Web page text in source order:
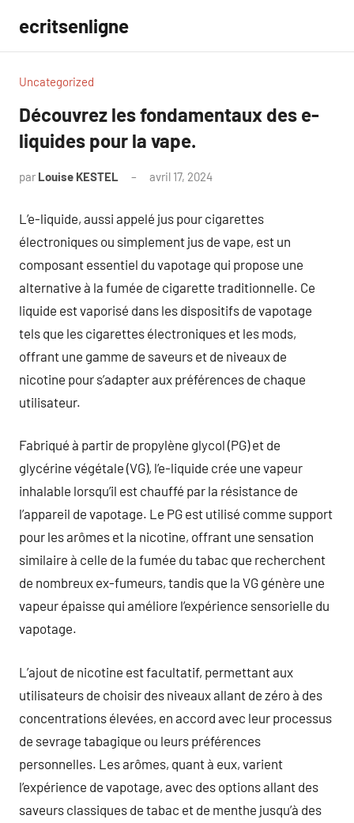
contenu
ecritsenligne
Uncategorized
Découvrez les fondamentaux des e-
liquides pour la vape.
par Louise KESTEL avril 17, 2024
L’e-liquide, aussi appelé jus pour cigarettes
électroniques ou simplement jus de vape, est un
composant essentiel du vapotage qui propose une
alternative à la fumée de cigarette traditionnelle. Ce
liquide est vaporisé dans les dispositifs de vapotage
tels que les cigarettes électroniques et les mods,
offrant une gamme de saveurs et de niveaux de
nicotine pour s’adapter aux préférences de chaque
utilisateur.
Fabriqué à partir de propylène glycol (PG) et de
glycérine végétale (VG), l’e-liquide crée une vapeur
inhalable lorsqu’il est chauffé par la résistance de
l’appareil de vapotage. Le PG est utilisé comme support
pour les arômes et la nicotine, offrant une sensation
similaire à celle de la fumée du tabac que recherchent
de nombreux ex-fumeurs, tandis que la VG génère une
vapeur épaisse qui améliore l’expérience sensorielle du
vapotage.
L’ajout de nicotine est facultatif, permettant aux
utilisateurs de choisir des niveaux allant de zéro à des
concentrations élevées, en accord avec leur processus
de sevrage tabagique ou leurs préférences
personnelles. Les arômes, quant à eux, varient
l’expérience de vapotage, avec des options allant des
saveurs classiques de tabac et de menthe jusqu’à des